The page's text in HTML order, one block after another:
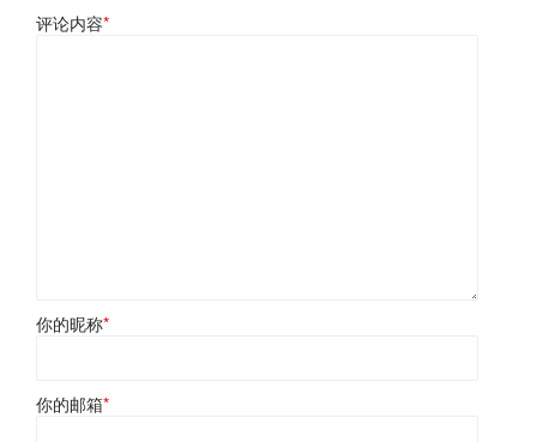
评论内容*
你的昵称*
你的邮箱*